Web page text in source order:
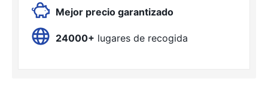
Mejor precio garantizado
24000+ lugares de recogida